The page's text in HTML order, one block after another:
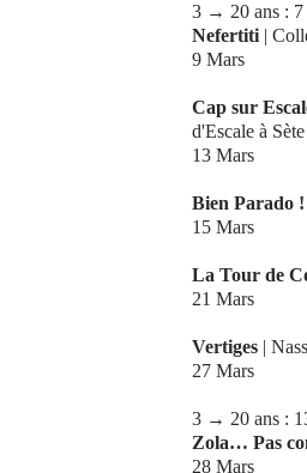
3 → 20 ans : 7
Nefertiti |
9 Mars
Cap sur
d'Escale à Sète
13 Mars
Bien Parado !
15 Mars
La Tour de
21 Mars
Vertiges |
27 Mars
3 → 20 ans :
Zola… Pas
28 Mars